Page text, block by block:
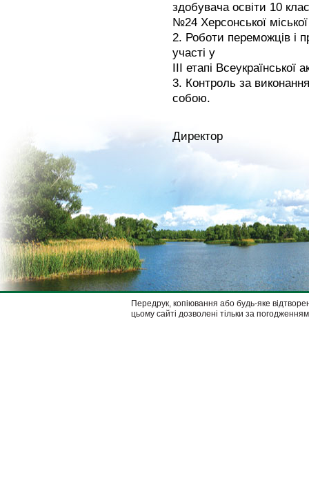
здобувача освіти 10
№24 Херсонської
2. Роботи переможців і
участі у
III етапі Всеукраїнської
3. Контроль за
собою.
Директор
Передрук, копіювання або будь-яке
цьому сайті дозволені тільки за